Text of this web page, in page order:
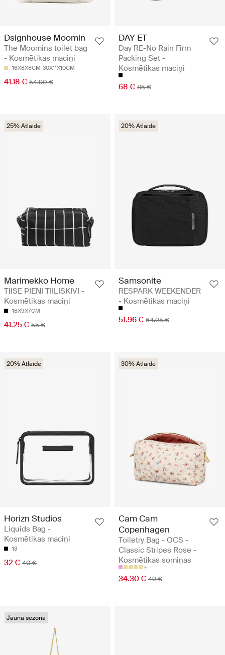
Dsignhouse Moomin
The Moomins toilet bag
- Kosmētikas maciņi
16X8X8CM 30X11X10CM
41.18 € 54.90 €
DAY ET
Day RE-No Rain Firm
Packing Set -
Kosmētikas maciņi
68 € 85 €
25% Atlaide
Marimekko Home
TIISE PIENI TIILISKIVI -
Kosmētikas maciņi
18X9X7CM
41.25 € 55 €
20% Atlaide
Samsonite
RESPARK WEEKENDER
- Kosmētikas maciņi
51.96 € 64.95 €
20% Atlaide
Horizn Studios
Liquids Bag -
Kosmētikas maciņi
13
32 € 40 €
30% Atlaide
Cam Cam
Copenhagen
Toiletry Bag - OCS -
Classic Stripes Rose -
Kosmētikas somiņas
34.30 € 49 €
Jauna sezona